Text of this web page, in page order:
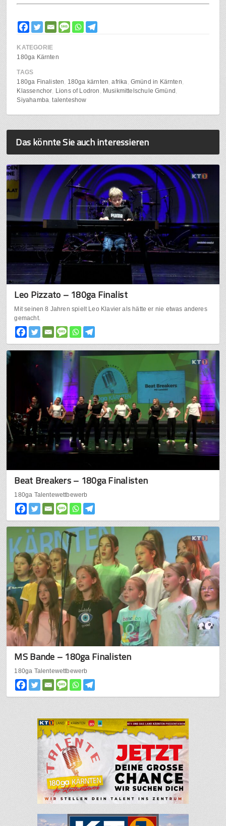
KATEGORIE
180ga Kärnten
TAGS
180ga Finalisten
180ga kärnten afrika Gmünd in Kärnten
Klassenchor
Lions of Lodron
Musikmittelschule Gmünd
Siyahamba talenteshow
Das könnte Sie auch interessieren
Leo Pizzato – 180ga Finalist
Mit seinen 8 Jahren spielt Leo Klavier als hätte er nie etwas anderes
gemacht.
Beat Breakers – 180ga Finalisten
180ga Talentewettbewerb
MS Bande – 180ga Finalisten
180ga Talentewettbewerb